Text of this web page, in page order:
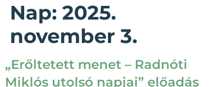
Nap: 2025.
november 3.
„Erőltetett menet – Radnóti
Miklós utolsó napjai” előadás